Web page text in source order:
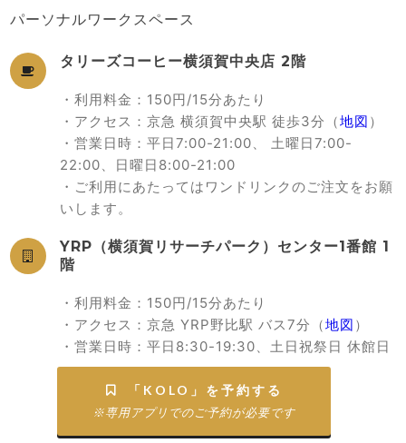
パーソナルワークスペース

タリーズコーヒー横須賀中央店 2階
・利用料金：150円/15分あたり
・アクセス：京急 横須賀中央駅 徒歩3分（地図 ）
・営業日時：平日7:00-21:00、 土曜日7:00-
22:00、日曜日8:00-21:00
・ご利用にあたってはワンドリンクのご注文をお願
いします。

YRP（横須賀リサーチパーク）センター1番館 1
階
・利用料金：150円/15分あたり
・アクセス：京急 YRP野比駅 バス7分（地図 ）
・営業日時：平日8:30-19:30、土日祝祭日 休館日
 「KOLO」を予約する
※専用アプリでのご予約が必要です